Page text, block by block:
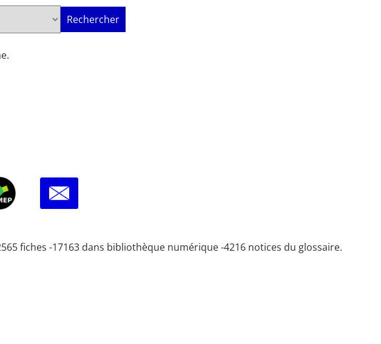
Rechercher
fiches -17163 dans bibliothèque numérique -4216 notices du glossaire.